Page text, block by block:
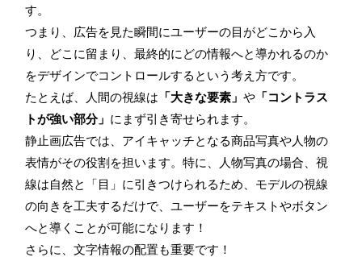
す。
つまり、広告を見た瞬間にユーザーの目がどこから入
り、どこに留まり、最終的にどの情報へと導かれるのか
をデザインでコントロールするという考え方です。
たとえば、人間の視線は 「大きな要素」 や 「コントラス
トが強い部分」 にまず引き寄せられます。
静止画広告では、アイキャッチとなる商品写真や人物の
表情がその役割を担います。特に、人物写真の場合、視
線は自然と「目」に引きつけられるため、モデルの視線
の向きを工夫するだけで、ユーザーをテキストやボタン
へと導くことが可能になります！
さらに、文字情報の配置も重要です！